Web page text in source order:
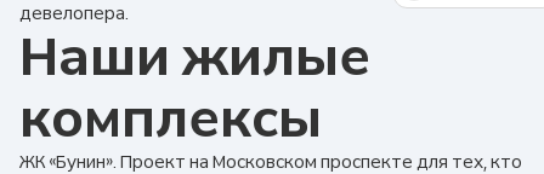
девелопера.
Наши жилые
комплексы
ЖК «Бунин». Проект на Московском проспекте для тех, кто